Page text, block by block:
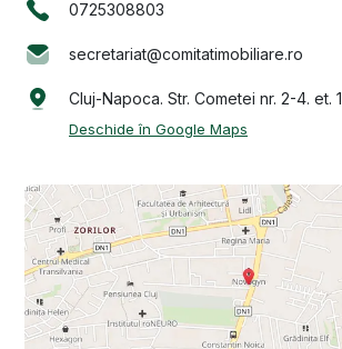
0725308803
secretariat@comitatimobiliare.ro
Cluj-Napoca. Str. Cometei nr. 2-4. et. 1
Deschide în Google Maps